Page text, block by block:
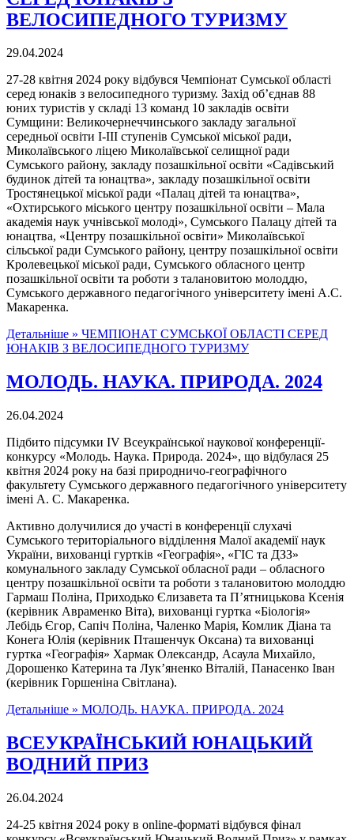
ВЕЛОСИПЕДНОГО ТУРИЗМУ
29.04.2024
27-28 квітня 2024 року відбувся Чемпіонат Сумської області
серед юнаків з велосипедного туризму. Захід об’єднав 88
юних туристів у складі 13 команд 10 закладів освіти
Сумщини: Великочернеччинського закладу загальної
середньої освіти І-ІІІ ступенів Сумської міської ради,
Миколаївського ліцею Миколаївської селищної ради
Сумського району, закладу позашкільної освіти «Садівський
будинок дітей та юнацтва», закладу позашкільної освіти
Тростянецької міської ради «Палац дітей та юнацтва»,
«Охтирського міського центру позашкільної освіти – Мала
академія наук учнівської молоді», Сумського Палацу дітей та
юнацтва, «Центру позашкільної освіти» Миколаївської
сільської ради Сумського району, центру позашкільної освіти
Кролевецької міської ради, Сумського обласного центр
позашкільної освіти та роботи з талановитою молоддю,
Сумського державного педагогічного університету імені А.С.
Макаренка.
Детальніше » ЧЕМПІОНАТ СУМСЬКОЇ ОБЛАСТІ СЕРЕД
ЮНАКІВ З ВЕЛОСИПЕДНОГО ТУРИЗМУ
МОЛОДЬ. НАУКА. ПРИРОДА. 2024
26.04.2024
Підбито підсумки IV Всеукраїнської наукової конференції-
конкурсу «Молодь. Наука. Природа. 2024», що відбулася 25
квітня 2024 року на базі природничо-географічного
факультету Сумського державного педагогічного університету
імені А. С. Макаренка.
Активно долучилися до участі в конференції слухачі
Сумського територіального відділення Малої академії наук
України, вихованці гуртків «Географія», «ГІС та ДЗЗ»
комунального закладу Сумської обласної ради – обласного
центру позашкільної освіти та роботи з талановитою молоддю
Гармаш Поліна, Приходько Єлизавета та П’ятницькова Ксенія
(керівник Авраменко Віта), вихованці гуртка «Біологія»
Лебідь Єгор, Сапіч Поліна, Чаленко Марія, Комлик Діана та
Конега Юлія (керівник Пташенчук Оксана) та вихованці
гуртка «Географія» Хармак Олександр, Асаула Михайло,
Дорошенко Катерина та Лук’яненко Віталій, Панасенко Іван
(керівник Горшеніна Світлана).
Детальніше » МОЛОДЬ. НАУКА. ПРИРОДА. 2024
ВСЕУКРАЇНСЬКИЙ ЮНАЦЬКИЙ
ВОДНИЙ ПРИЗ
26.04.2024
24-25 квітня 2024 року в online-форматі відбувся фінал